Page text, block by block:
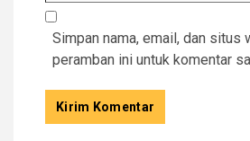
Simpan nama, email, dan situs
peramban ini untuk komentar